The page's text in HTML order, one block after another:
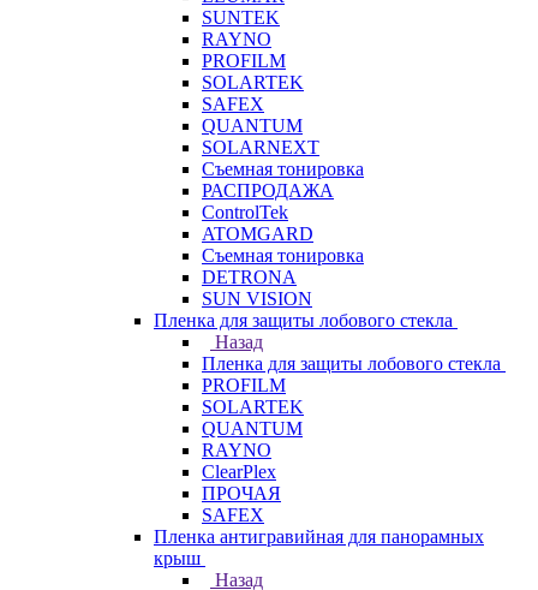
SUNTEK
RAYNO
PROFILM
SOLARTEK
SAFEX
QUANTUM
SOLARNEXT
Съемная тонировка
РАСПРОДАЖА
ControlTek
ATOMGARD
Съемная тонировка
DETRONA
SUN VISION
Пленка для защиты лобового стекла
Назад
Пленка для защиты лобового стекла
PROFILM
SOLARTEK
QUANTUM
RAYNO
ClearPlex
ПРОЧАЯ
SAFEX
Пленка антигравийная для панорамных
крыш
Назад